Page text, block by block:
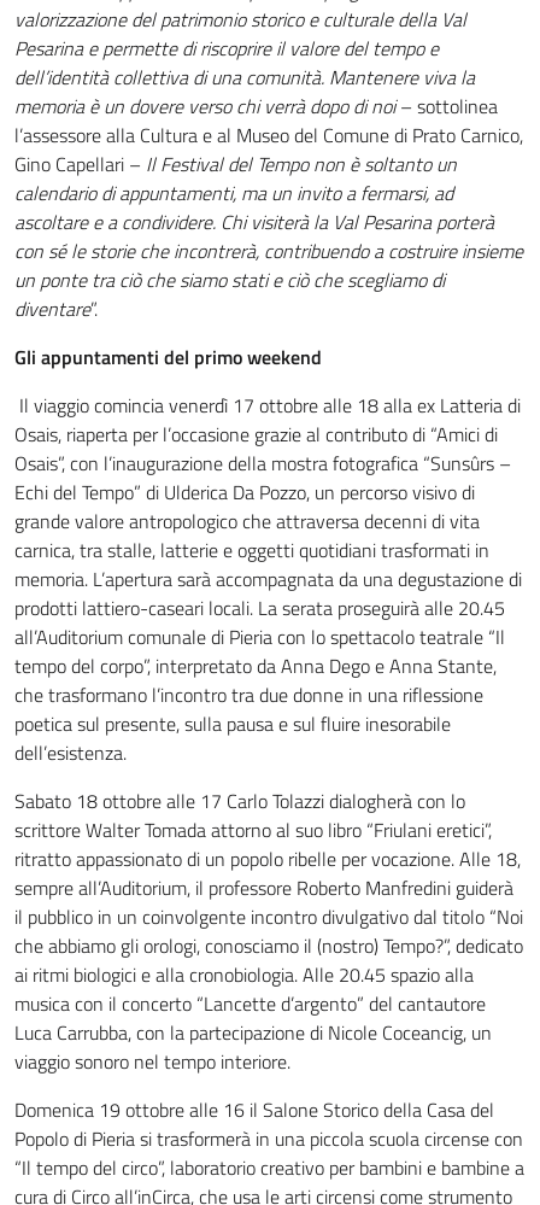
valorizzazione del patrimonio storico e culturale della Val
Pesarina e permette di riscoprire il valore del tempo e
dell’identità collettiva di una comunità. Mantenere viva la
memoria è un dovere verso chi verrà dopo di noi– sottolinea
l’assessore alla Cultura e al Museo del Comune di Prato Carnico,
Gino Capellari – Il Festival del Tempo non è soltanto un
calendario di appuntamenti, ma un invito a fermarsi, ad
ascoltare e a condividere. Chi visiterà la Val Pesarina porterà
con sé le storie che incontrerà, contribuendo a costruire insieme
un ponte tra ciò che siamo stati e ciò che scegliamo di
diventare”.
Gli appuntamenti del primo weekend
Il viaggio comincia venerdì 17 ottobre alle 18 alla ex Latteria di
Osais, riaperta per l’occasione grazie al contributo di “Amici di
Osais”, con l’inaugurazione della mostra fotografica “Sunsûrs –
Echi del Tempo” di Ulderica Da Pozzo, un percorso visivo di
grande valore antropologico che attraversa decenni di vita
carnica, tra stalle, latterie e oggetti quotidiani trasformati in
memoria. L’apertura sarà accompagnata da una degustazione di
prodotti lattiero-caseari locali. La serata proseguirà alle 20.45
all’Auditorium comunale di Pieria con lo spettacolo teatrale “Il
tempo del corpo”, interpretato da Anna Dego e Anna Stante,
che trasformano l’incontro tra due donne in una riflessione
poetica sul presente, sulla pausa e sul fluire inesorabile
dell’esistenza.
Sabato 18 ottobre alle 17 Carlo Tolazzi dialogherà con lo
scrittore Walter Tomada attorno al suo libro “Friulani eretici”,
ritratto appassionato di un popolo ribelle per vocazione. Alle 18,
sempre all’Auditorium, il professore Roberto Manfredini guiderà
il pubblico in un coinvolgente incontro divulgativo dal titolo “Noi
che abbiamo gli orologi, conosciamo il (nostro) Tempo?”, dedicato
ai ritmi biologici e alla cronobiologia. Alle 20.45 spazio alla
musica con il concerto “Lancette d’argento” del cantautore
Luca Carrubba, con la partecipazione di Nicole Coceancig, un
viaggio sonoro nel tempo interiore.
Domenica 19 ottobre alle 16 il Salone Storico della Casa del
Popolo di Pieria si trasformerà in una piccola scuola circense con
“Il tempo del circo”, laboratorio creativo per bambini e bambine a
cura di Circo all’inCirca, che usa le arti circensi come strumento